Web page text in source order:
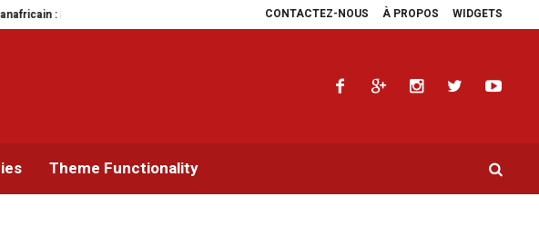
CONTACTEZ-NOUS À PROPOS WIDGETS
Sangara multiplie les plaidoyers en faveur de la RDC. Parlement panafricain : à Johannesburg,
Theme Functionality